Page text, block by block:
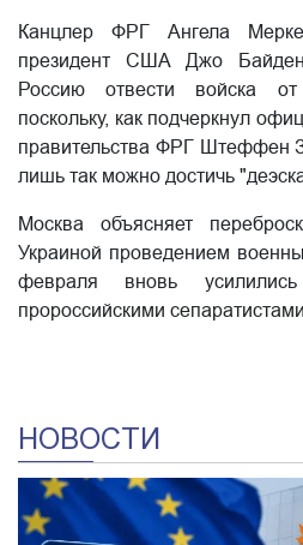
Канцлер ФРГ Ангела
президент США Джо
Россию отвести войска от
поскольку, как подчеркнул
правительства ФРГ Штеффен
лишь так можно достичь
Москва объясняет
Украиной проведением
февраля вновь
пророссийскими
НОВОСТИ